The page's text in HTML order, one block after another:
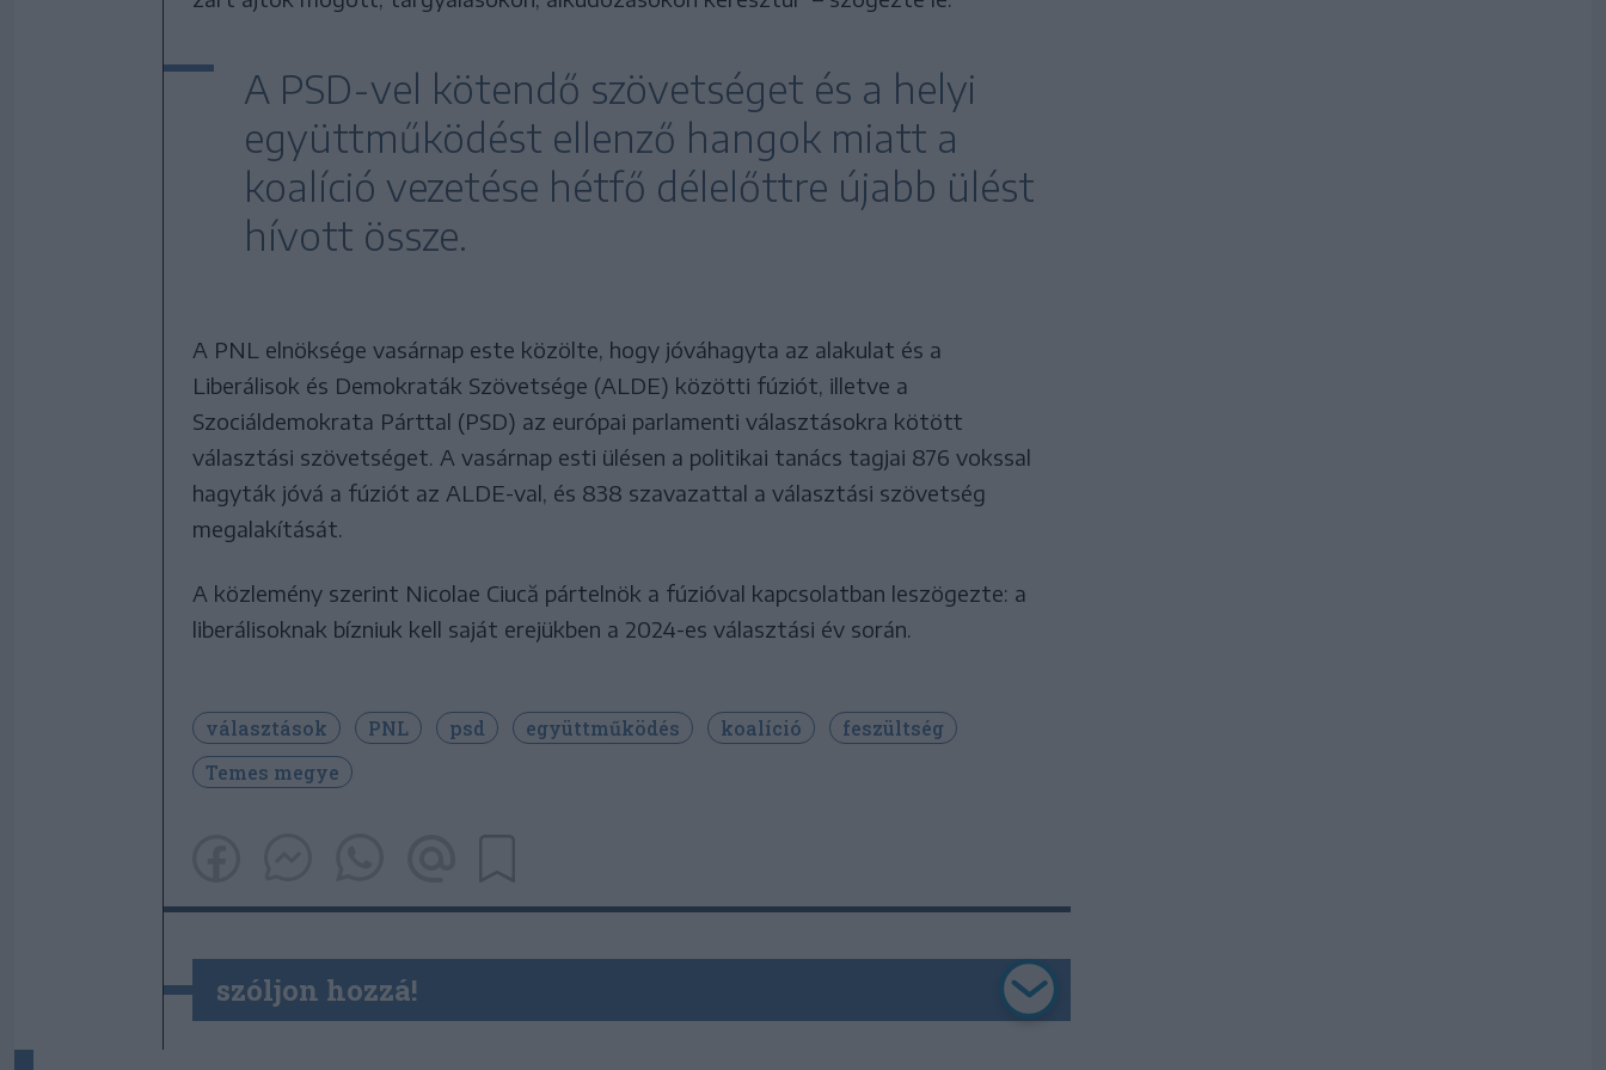
A PSD-vel kötendő szövetséget és a helyi
együttműködést ellenző hangok miatt a
koalíció vezetése hétfő délelőttre újabb ülést
hívott össze.
A PNL elnöksége vasárnap este közölte, hogy jóváhagyta az alakulat és a
Liberálisok és Demokraták Szövetsége (ALDE) közötti fúziót, illetve a
Szociáldemokrata Párttal (PSD) az európai parlamenti választásokra kötött
választási szövetséget. A vasárnap esti ülésen a politikai tanács tagjai 876 vokssal
hagyták jóvá a fúziót az ALDE-val, és 838 szavazattal a választási szövetség
megalakítását.
A közlemény szerint Nicolae Ciucă pártelnök a fúzióval kapcsolatban leszögezte: a
liberálisoknak bízniuk kell saját erejükben a 2024-es választási év során.
választások PNL psd együttműködés koalíció
feszültség
Temes megye
szóljon hozzá!